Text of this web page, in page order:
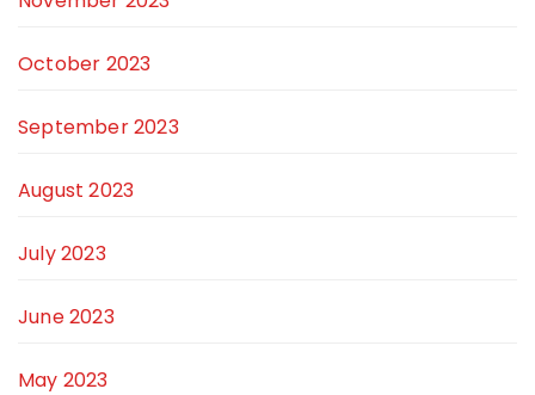
October 2023
September 2023
August 2023
July 2023
June 2023
May 2023